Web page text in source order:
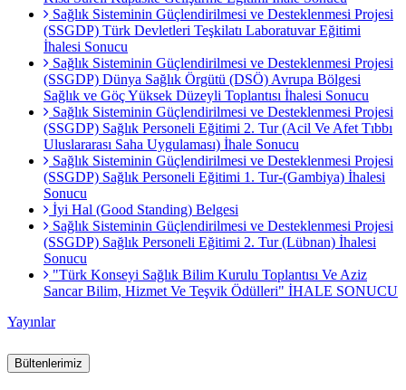
Sağlık Sisteminin Güçlendirilmesi ve Desteklenmesi Projesi
(SSGDP) Türk Devletleri Teşkilatı Laboratuvar Eğitimi
İhalesi Sonucu
Sağlık Sisteminin Güçlendirilmesi ve Desteklenmesi Projesi
(SSGDP) Dünya Sağlık Örgütü (DSÖ) Avrupa Bölgesi
Sağlık ve Göç Yüksek Düzeyli Toplantısı İhalesi Sonucu
Sağlık Sisteminin Güçlendirilmesi ve Desteklenmesi Projesi
(SSGDP) Sağlık Personeli Eğitimi 2. Tur (Acil Ve Afet Tıbbı
Uluslararası Saha Uygulaması) İhale Sonucu
Sağlık Sisteminin Güçlendirilmesi ve Desteklenmesi Projesi
(SSGDP) Sağlık Personeli Eğitimi 1. Tur-(Gambiya) İhalesi
Sonucu
İyi Hal (Good Standing) Belgesi
Sağlık Sisteminin Güçlendirilmesi ve Desteklenmesi Projesi
(SSGDP) Sağlık Personeli Eğitimi 2. Tur (Lübnan) İhalesi
Sonucu
"Türk Konseyi Sağlık Bilim Kurulu Toplantısı Ve Aziz
Sancar Bilim, Hizmet Ve Teşvik Ödülleri" İHALE SONUCU
Yayınlar
Bültenlerimiz